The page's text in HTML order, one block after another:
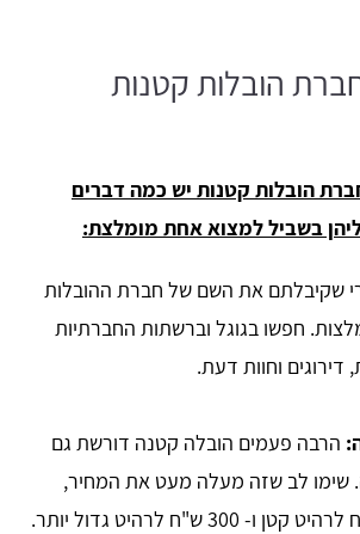
הובלות קטנות
הובלות קטנות יש כמה דברים
בשביל למצוא אחת מומלצת:
שקיבלתם את השם של חברת ההובלות
חפשו בגוגל וברשתות החברתיות
דירוגים וחוות דעת.
הרבה פעמים הובלה קטנה דורשת גם
שימו לב שזה מעלה מעט את המחיר,
בערך 150 ש"ח לרהיט קטן ו- 300 ש"ח לרהיט גדול יותר.